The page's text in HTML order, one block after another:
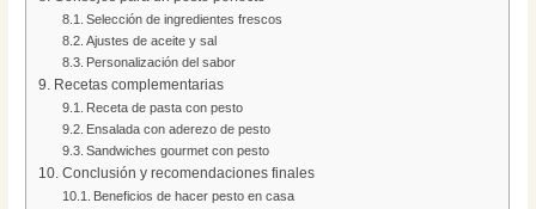
Selección de ingredientes frescos
Ajustes de aceite y sal
Personalización del sabor
Recetas complementarias
Receta de pasta con pesto
Ensalada con aderezo de pesto
Sandwiches gourmet con pesto
Conclusión y recomendaciones finales
Beneficios de hacer pesto en casa